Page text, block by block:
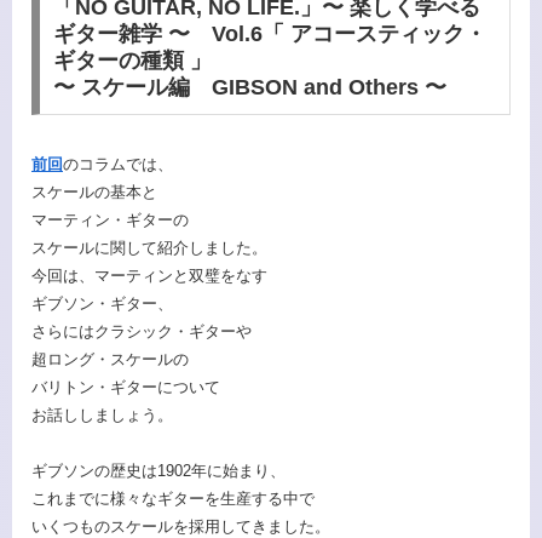
「NO GUITAR, NO LIFE.」〜 楽しく学べる
ギター雑学 〜 Vol.6「 アコースティック・
ギターの種類 」
〜 スケール編 GIBSON and Others 〜
前回のコラムでは、
スケールの基本と
マーティン・ギターの
スケールに関して紹介しました。
今回は、マーティンと双璧をなす
ギブソン・ギター、
さらにはクラシック・ギターや
超ロング・スケールの
バリトン・ギターについて
お話ししましょう。
ギブソンの歴史は1902年に始まり、
これまでに様々なギターを生産する中で
いくつものスケールを採用してきました。